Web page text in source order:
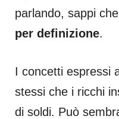
parlando, sappi che
per definizione.
I concetti espressi
stessi che i ricchi
di soldi. Può